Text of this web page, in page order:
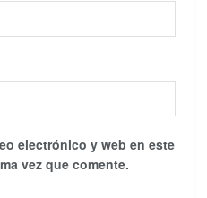
electrónico y web en este
vez que comente.